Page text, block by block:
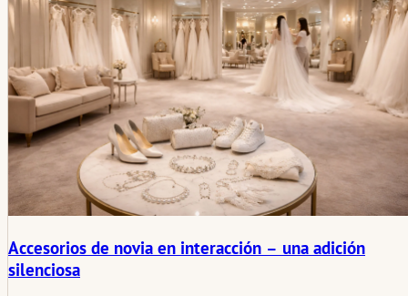
Accesorios de novia en interacción – una adición
silenciosa